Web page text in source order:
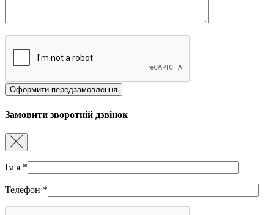
Замовити зворотній дзвінок
Ім'я *
Телефон *